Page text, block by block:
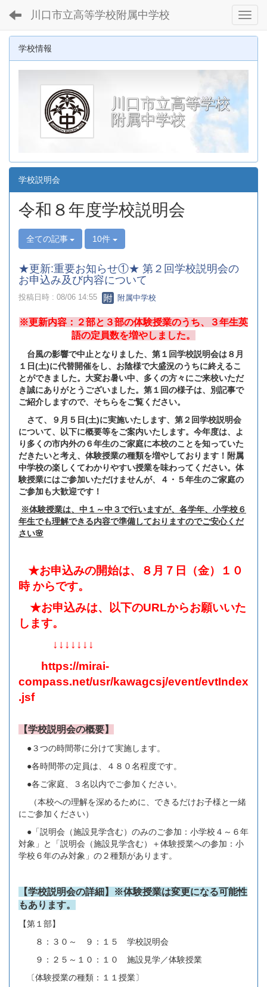
川口市立高等学校附属中学校
学校情報
川口市立高等学校
附属中学校
学校説明会
令和８年度学校説明会
全ての記事 10件
★更新:重要お知らせ①★ 第２回学校説明会の
お申込み及び内容について
投稿日時 : 08/06 14:55 附属中学校
※更新内容：２部と３部の体験授業のうち、３年生英
語の定員数を増やしました。
台風の影響で中止となりました、第１回学校説明会は８月
１日(土)に代替開催をし、お陰様で大盛況のうちに終えるこ
とができました。大変お暑い中、多くの方々にご来校いただ
き誠にありがとうございました。第１回の様子は、別記事で
ご紹介しますので、そちらをご覧ください。
さて、９月５日(土)に実施いたします、第２回学校説明会
について、以下に概要等をご案内いたします。今年度は、よ
り多くの市内外の６年生のご家庭に本校のことを知っていた
だきたいと考え、体験授業の種類を増やしております！附属
中学校の楽しくてわかりやすい授業を味わってください。体
験授業にはご参加いただけませんが、４・５年生のご家庭の
ご参加も大歓迎です！
※体験授業は、中１～中３で行いますが、各学年、小学校６
年生でも理解できる内容で準備しておりますのでご安心くだ
さい🌸
★お申込みの開始は、８月７日（金）１０
時 からです。
★お申込みは、以下のURLからお願いいた
します。
↓↓↓↓↓↓↓
https://mirai-
compass.net/usr/kawagcsj/event/evtIndex
.jsf
【学校説明会の概要】
●３つの時間帯に分けて実施します。
●各時間帯の定員は、４８０名程度です。
●各ご家庭、３名以内でご参加ください。
（本校への理解を深めるために、できるだけお子様と一緒
にご参加ください）
●「説明会（施設見学含む）のみのご参加：小学校４～６年
対象」と「説明会（施設見学含む）＋体験授業への参加：小
学校６年のみ対象」の２種類があります。
【学校説明会の詳細】※体験授業は変更になる可能性
もあります。
【第１部】
８：３０～ ９：１５ 学校説明会
９：２５～１０：１０ 施設見学／体験授業
〔体験授業の種類：１１授業〕